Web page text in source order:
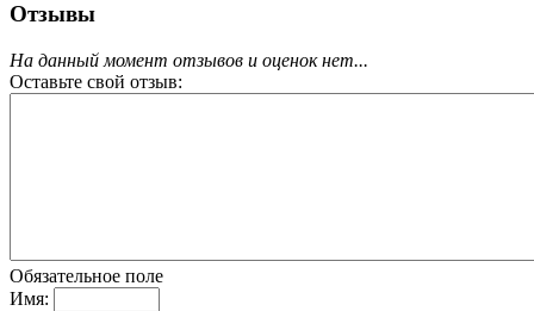
Отзывы
На данный момент отзывов и оценок нет...
Оставьте свой отзыв:
Обязательное поле
Имя: